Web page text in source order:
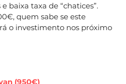
baixa taxa de “chatices”.
quem sabe se este
o investimento nos próximo
(950€)